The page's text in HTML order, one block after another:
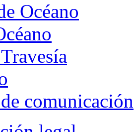
Océano
comunicación